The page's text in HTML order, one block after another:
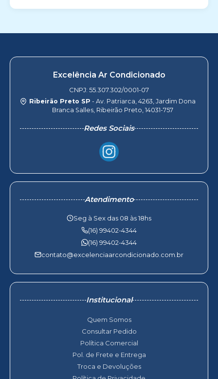
Excelência Ar Condicionado
CNPJ: 55.307.302/0001-07
Ribeirão Preto SP - Av. Patriarca, 4263, Jardim Dona
Branca Salles, Ribeirão Preto, 14031-757
Redes Sociais
Atendimento
Seg à Sex das 08 às 18hs
(16) 99402-4344
(16) 99402-4344
contato@excelenciaarcondicionado.com.br
Institucional
Quem Somos
Consultar Pedido
Política Comercial
Pol. de Frete e Entrega
Troca e Devoluções